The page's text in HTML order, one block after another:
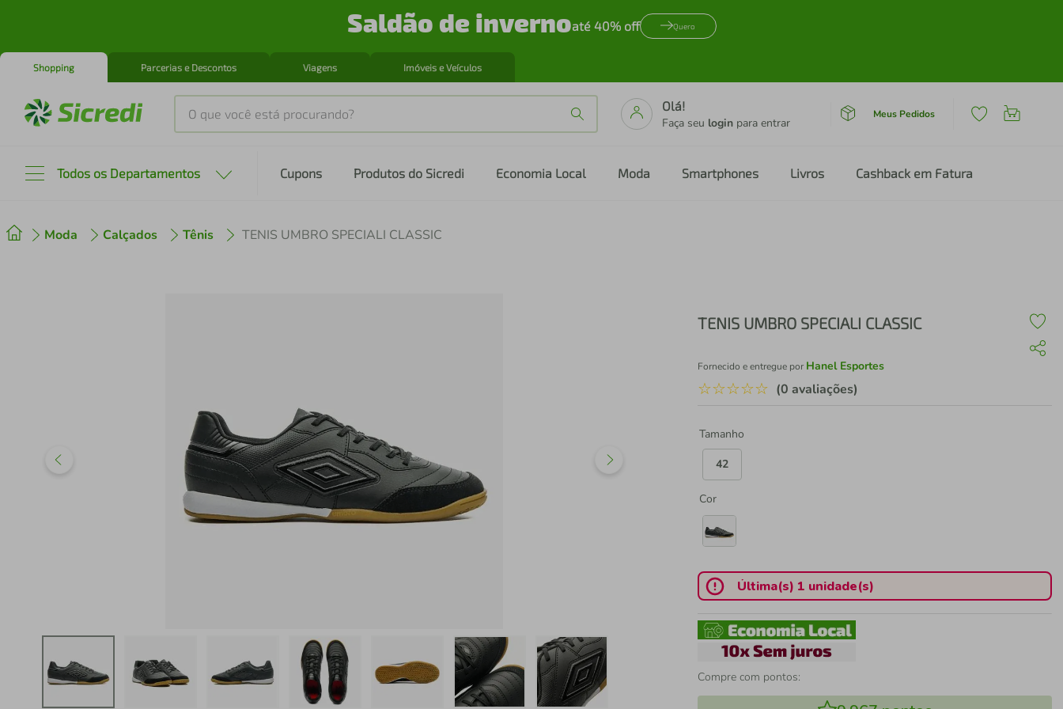
Saldão de invernoaté 40% off Quero
Shopping Parcerias e Descontos Viagens Imóveis e Veículos
O que você está procurando?
Olá!
Faça seu login para entrar
Meus Pedidos
Todos os Departamentos Cupons Produtos do Sicredi Economia Local Moda Smartphones Livros Cashback em Fatura
Moda Calçados Tênis TENIS UMBRO SPECIALI CLASSIC
TENIS UMBRO SPECIALI CLASSIC
Fornecido e entregue por Hanel Esportes
☆☆☆☆☆ (0 avaliações)
Tamanho
42
Cor
Última(s) 1 unidade(s)
Compre com pontos:
2 cafeteira